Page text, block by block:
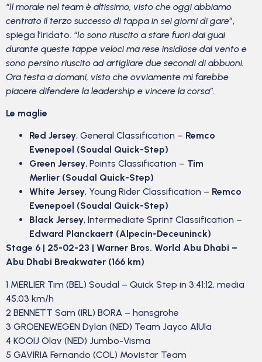
“Il morale nel team è altissimo, visto che oggi abbiamo
centrato il terzo successo di tappa in sei giorni di gare”,
spiega l’iridato. “Io sono riuscito a stare fuori dai guai
durante queste tappe veloci ma rese insidiose dal vento e
sono persino riuscito ad artigliare due secondi di abbuoni.
Ora testa a domani, visto che ovviamente mi farebbe
piacere difendere la leadership e vincere la corsa”.
Le maglie
Red Jersey, General Classification – Remco
Evenepoel (Soudal Quick-Step)
Green Jersey, Points Classification – Tim
Merlier (Soudal Quick-Step)
White Jersey, Young Rider Classification – Remco
Evenepoel (Soudal Quick-Step)
Black Jersey, Intermediate Sprint Classification –
Edward Planckaert (Alpecin-Deceuninck)
Stage 6 | 25-02-23 | Warner Bros. World Abu Dhabi –
Abu Dhabi Breakwater (166 km)
1 MERLIER Tim (BEL) Soudal – Quick Step in 3:41:12, media
45,03 km/h
2 BENNETT Sam (IRL) BORA – hansgrohe
3 GROENEWEGEN Dylan (NED) Team Jayco AlUla
4 KOOIJ Olav (NED) Jumbo-Visma
5 GAVIRIA Fernando (COL) Movistar Team